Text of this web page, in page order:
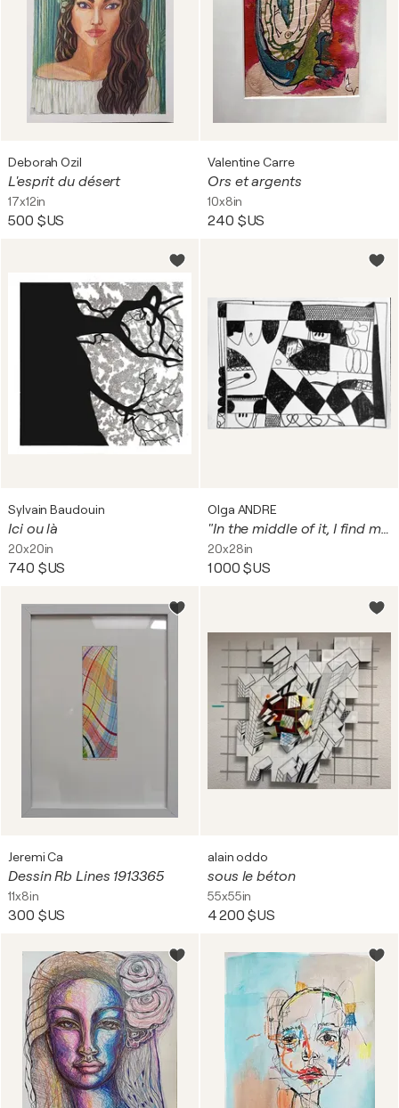
Deborah Ozil
L'esprit du désert
17x12in
500 $US
Valentine Carre
Ors et argents
10x8in
240 $US
Sylvain Baudouin
Ici ou là
20x20in
740 $US
Olga ANDRE
"In the middle of it, I find myself"
20x28in
1 000 $US
Jeremi Ca
Dessin Rb Lines 1913365
11x8in
300 $US
alain oddo
sous le béton
55x55in
4 200 $US